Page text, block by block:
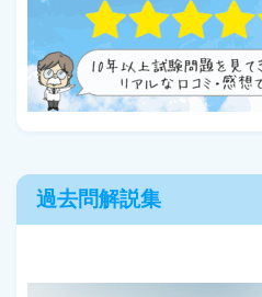
過去問解説集